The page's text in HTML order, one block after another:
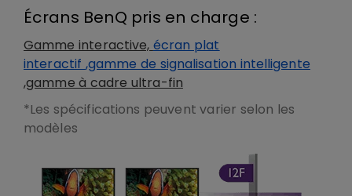
Écrans BenQ pris en charge :
Gamme interactive, écran plat
interactif ,gamme de signalisation intelligente
,gamme à cadre ultra-fin
*Les spécifications peuvent varier selon les
modèles